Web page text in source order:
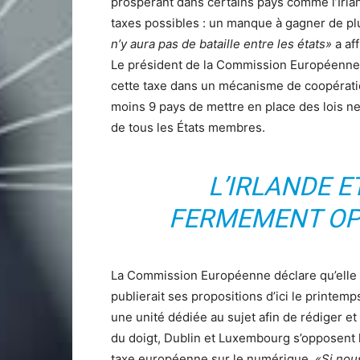
taxes possibles : un manque à gagner de
n’y aura pas de bataille entre les états» a
Le président de la Commission
cette taxe dans un mécanisme de
moins 9 pays de mettre en place des lois ne
de tous les États membres.
L’IRLANDE
FERMEMENT
La Commission Européenne déclare
publierait ses propositions d’ici le
une unité dédiée au sujet afin de rédiger
du doigt, Dublin et Luxembourg